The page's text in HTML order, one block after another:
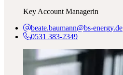
Key Account Managerin
beate.baumann@bs-energy.de
0531 383-2349